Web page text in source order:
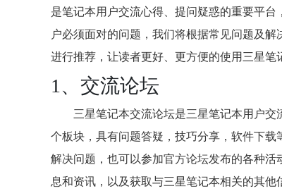
是笔记本用户交流心得、提问疑惑的重要平
户必须面对的问题，我们将根据常见问题及
进行推荐，让读者更好、更方便的使用三星笔
1、交流论坛
三星笔记本交流论坛是三星笔记本用户
个板块，具有问题答疑，技巧分享，软件下
解决问题，也可以参加官方论坛发布的各种
息和资讯，以及获取与三星笔记本相关的其他